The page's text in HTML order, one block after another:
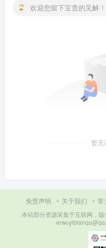
欢迎您留下宝贵的见解！
暂无
免责声明 关于我们 常
本站部分资源采集于互联网，